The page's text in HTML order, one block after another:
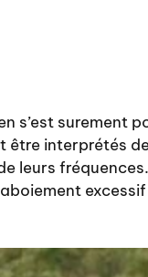
s’est surement
être interprétés
leurs